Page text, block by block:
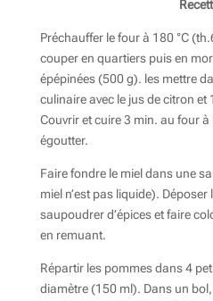
Préchauffer le four à 180 °C
couper en quartiers puis en
épépinées (500 g). les mettre
culinaire avec le jus de citron et
Couvrir et cuire 3 min. au four
égoutter.
Faire fondre le miel dans une
miel n’est pas liquide).
saupoudrer d’épices et faire
en remuant.
Répartir les pommes dans 4
diamètre (150 ml). Dans un